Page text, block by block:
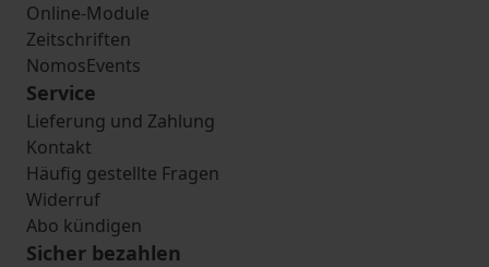
Online-Module
Zeitschriften
NomosEvents
Service
Lieferung und Zahlung
Kontakt
Häufig gestellte Fragen
Widerruf
Abo kündigen
Sicher bezahlen